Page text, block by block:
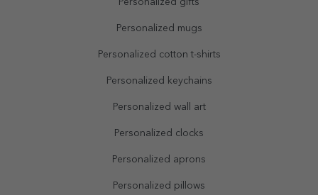
Personalized mugs
Personalized cotton t-shirts
Personalized keychains
Personalized wall art
Personalized clocks
Personalized aprons
Personalized pillows